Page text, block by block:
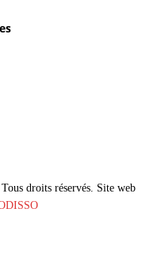
droits réservés. Site web